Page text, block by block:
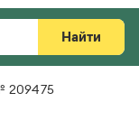
Найти
209475